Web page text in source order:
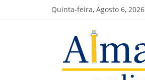
Quinta-feira, Agosto 6, 2026